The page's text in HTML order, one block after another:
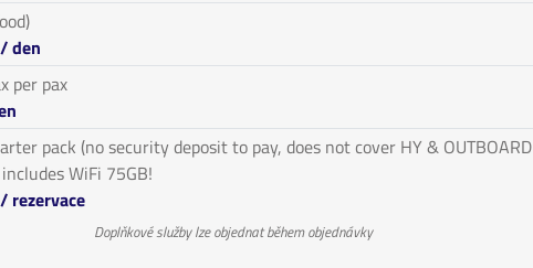
/ den
per pax
pack (no security deposit to pay, does not cover HY & OUTBOARD
includes WiFi 75GB!
/ rezervace
Doplňkové služby lze objednat během objednávky